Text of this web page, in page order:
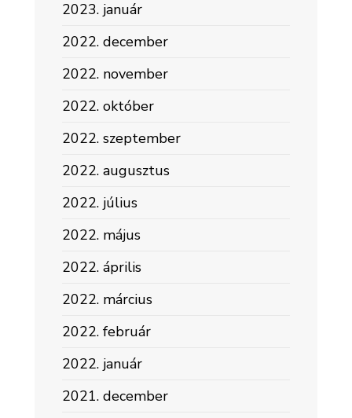
2023. január
2022. december
2022. november
2022. október
2022. szeptember
2022. augusztus
2022. július
2022. május
2022. április
2022. március
2022. február
2022. január
2021. december